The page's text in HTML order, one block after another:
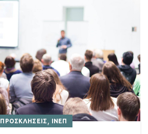
ΠΡΟΣΚΛΗΣΕΙΣ , ΙΝΕΠ